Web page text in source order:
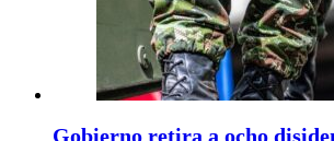
Gobierno retira a ocho